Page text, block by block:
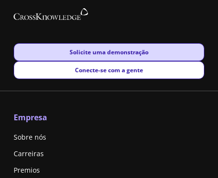
New window
Solicite uma demonstração
New window
Conecte-se com a gente
Empresa
Sobre nós
Carreiras
Premios